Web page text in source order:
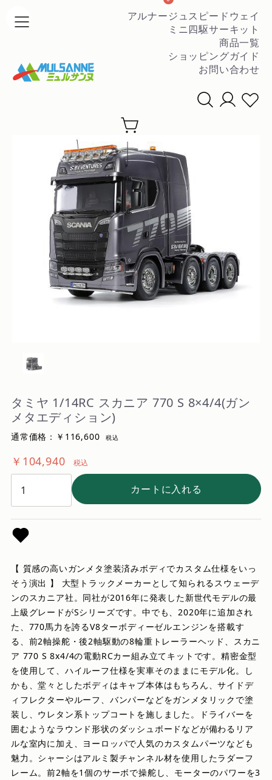
アルナージュスピードウェイ
ミニ四駆サーキット
商品一覧
ショッピングガイド
お問い合わせ
条件を絞って商品を探す ▼
タミヤ 1/14RC スカニア 770 S 8×4/4(ガン
メタエディション)
通常価格：￥116,600 税込
￥104,940 税込
カートに入れる
【 質感の高いガンメタ塗装済みボディでカスタム仕様をいっ
そう演出 】 大型トラックメーカーとして知られるスウェーデ
ンのスカニア社。同社が2016年に発表した新世代モデルの最
上級グレードがSシリーズです。中でも、2020年に追加され
た、770馬力を誇るV8ターボディーゼルエンジンを搭載す
る、前2軸操舵・後2軸駆動の8輪重トレーラーヘッド、スカニ
ア 770 S 8x4/4の電動RCカー組み立てキットです。精密金型
を使用して、ハイルーフ仕様を実車そのままにモデル化。し
かも、堂々としたボディはキャブ本体はもちろん、サイドデ
ィフレクターやルーフ、バンパーなどをガンメタリックで塗
装し、ウレタン系トップコートを施しました。ドライバーを
囲むようなラウンド形状のダッシュボードなどが備わるリア
ルな室内に加え、ヨーロッパで人気のカスタムパーツなども
魅力。シャーシはアルミ製チャンネル材を使用したラダーフ
レーム。前2軸を1個のサーボで操舵し、モーターのパワーを3